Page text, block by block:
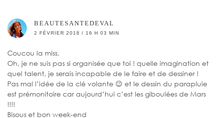
BEAUTESANTEDEVAL
2 FÉVRIER 2018 / 16 H 03 MIN
Coucou la miss,
Oh, je ne suis pas si organisée que toi ! quelle imagination et
quel talent, je serais incapable de le faire et de dessiner !
Pas mal l’idée de la clé volante 😉 et le dessin du parapluie
est prémonitoire car aujourd’hui c’est les giboulées de Mars
!!!!
Bisous et bon week-end